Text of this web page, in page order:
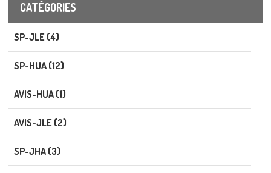
CATÉGORIES
SP-JLE (4)
SP-HUA (12)
AVIS-HUA (1)
AVIS-JLE (2)
SP-JHA (3)